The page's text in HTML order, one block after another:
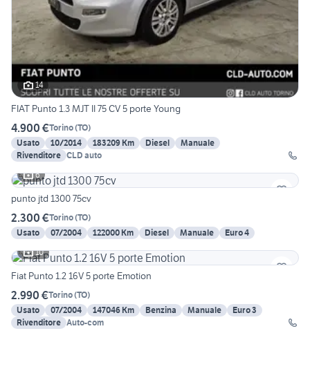
14
FIAT Punto 1.3 MJT II 75 CV 5 porte Young
4.900 €Torino(TO)
Usato
10/2014 183209 Km Diesel
Manuale
Rivenditore CLD auto
6
punto jtd 1300 75cv
2.300 €Torino(TO)
Usato
07/2004 122000 Km Diesel Manuale
Euro 4
10
Fiat Punto 1.2 16V 5 porte Emotion
2.990 €Torino(TO)
Usato
07/2004 147046 Km Benzina Manuale
Euro 3
Rivenditore Auto-com